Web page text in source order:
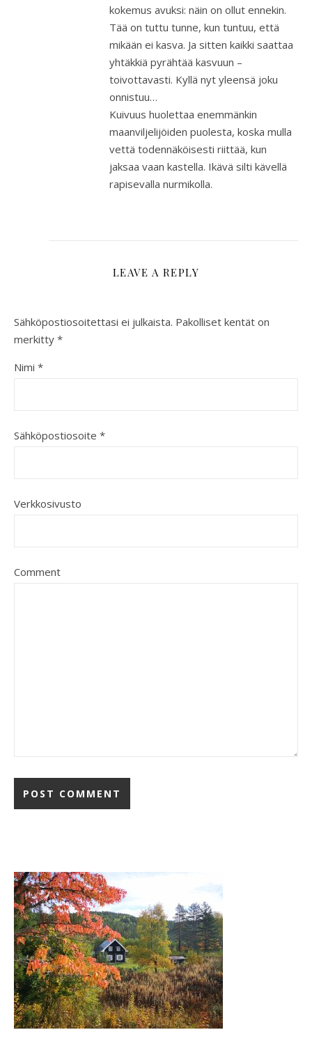
kokemus avuksi: näin on ollut ennekin.
Tää on tuttu tunne, kun tuntuu, että
mikään ei kasva. Ja sitten kaikki saattaa
yhtäkkiä pyrähtää kasvuun –
toivottavasti. Kyllä nyt yleensä joku
onnistuu…
Kuivuus huolettaa enemmänkin
maanviljelijöiden puolesta, koska mulla
vettä todennäköisesti riittää, kun
jaksaa vaan kastella. Ikävä silti kävellä
rapisevalla nurmikolla.
LEAVE A REPLY
Sähköpostiosoitettasi ei julkaista. Pakolliset kentät on
merkitty *
Nimi *
Sähköpostiosoite *
Verkkosivusto
Comment